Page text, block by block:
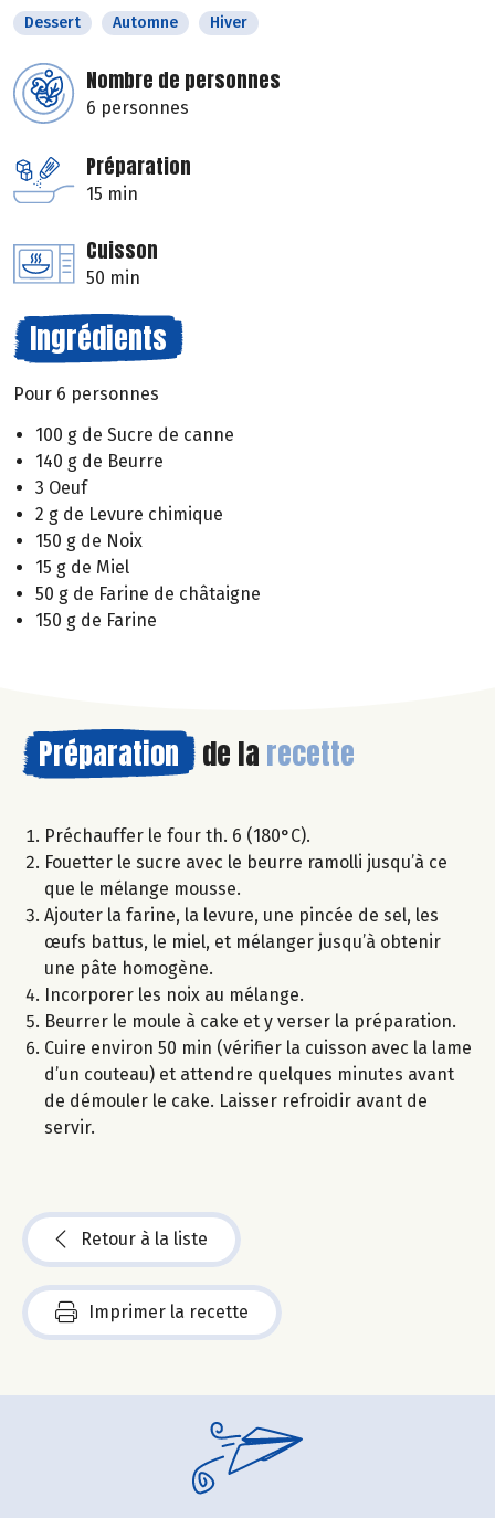
Dessert Automne Hiver
Nombre de personnes
6 personnes
Préparation
15 min
Cuisson
50 min
Ingrédients
Pour 6 personnes
100 g de Sucre de canne
140 g de Beurre
3 Oeuf
2 g de Levure chimique
150 g de Noix
15 g de Miel
50 g de Farine de châtaigne
150 g de Farine
Préparation de la recette
Préchauffer le four th. 6 (180°C).
Fouetter le sucre avec le beurre ramolli jusqu’à ce
que le mélange mousse.
Ajouter la farine, la levure, une pincée de sel, les
œufs battus, le miel, et mélanger jusqu’à obtenir
une pâte homogène.
Incorporer les noix au mélange.
Beurrer le moule à cake et y verser la préparation.
Cuire environ 50 min (vérifier la cuisson avec la lame
d’un couteau) et attendre quelques minutes avant
de démouler le cake. Laisser refroidir avant de
servir.
Retour à la liste
Imprimer la recette